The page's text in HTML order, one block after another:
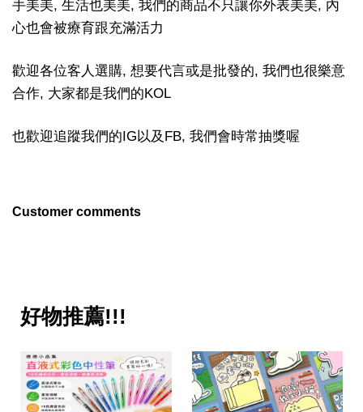
手美美, 生活也美美, 我們的商品不只讓你外表美美, 內
心也會被療育跟充滿活力
歡迎各位客人選購, 想要代言或是批發的, 我們也很樂意
合作, 大家都是我們的KOL
也歡迎追蹤我們的IG以及FB, 我們會時常抽獎喔
Customer comments
好物推薦!!!